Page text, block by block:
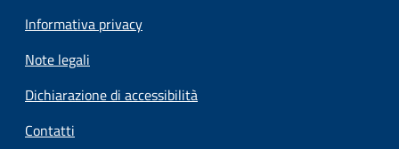
Informativa privacy
Note legali
Dichiarazione di accessibilità
Contatti